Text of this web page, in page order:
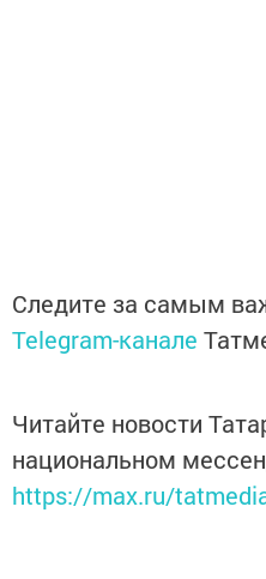
Следите за самым
Telegram-канале
Читайте новости
национальном
https://max.ru/